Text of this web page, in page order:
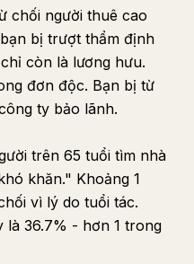
chối người thuê cao
bị trượt thẩm định
còn là lương hưu.
đơn độc. Bạn bị từ
ty bảo lãnh.
trên 65 tuổi tìm nhà
khăn." Khoảng 1
vì lý do tuổi tác.
là 36.7% - hơn 1 trong